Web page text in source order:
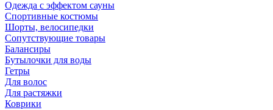
Одежда с эффектом сауны
Спортивные костюмы
Шорты, велосипедки
Сопутствующие товары
Балансиры
Бутылочки для воды
Гетры
Для волос
Для растяжки
Коврики